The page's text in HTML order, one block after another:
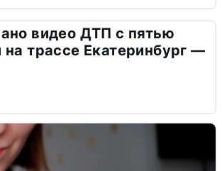
видео ДТП с пятью
трассе Екатеринбург —